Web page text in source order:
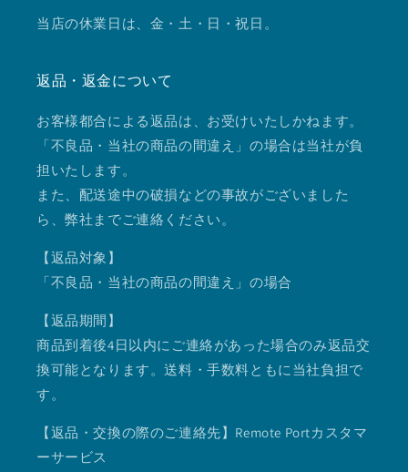
当店の休業日は、金・土・日・祝日。
返品・返金について
お客様都合による返品は、お受けいたしかねます。
「不良品・当社の商品の間違え」の場合は当社が負
担いたします。
また、配送途中の破損などの事故がございました
ら、弊社までご連絡ください。
【返品対象】
「不良品・当社の商品の間違え」の場合
【返品期間】
商品到着後4日以内にご連絡があった場合のみ返品交
換可能となります。送料・手数料ともに当社負担で
す。
【返品・交換の際のご連絡先】Remote Portカスタマ
ーサービス